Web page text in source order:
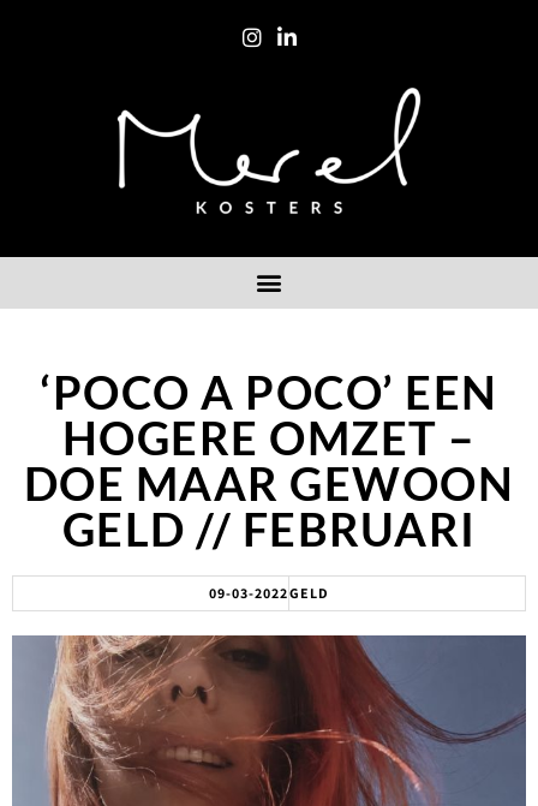
‘POCO A POCO’ EEN
HOGERE OMZET –
DOE MAAR GEWOON
GELD // FEBRUARI
09-03-2022GELD